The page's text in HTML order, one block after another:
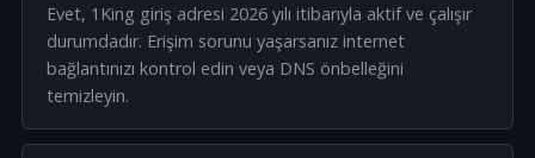
Evet, 1King giriş adresi 2026 yılı itibarıyla aktif ve çalışır
durumdadır. Erişim sorunu yaşarsanız internet
bağlantınızı kontrol edin veya DNS önbelleğini
temizleyin.